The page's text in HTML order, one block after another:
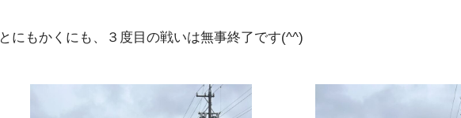
とにもかくにも、３度目の戦いは無事終了です(^^)